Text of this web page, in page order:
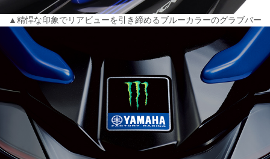
▲精悍な印象でリアビューを引き締めるブルーカラーのグラブバー